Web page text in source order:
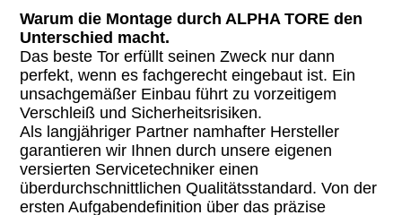
Warum die Montage durch ALPHA TORE den
Unterschied macht.
Das beste Tor erfüllt seinen Zweck nur dann
perfekt, wenn es fachgerecht eingebaut ist. Ein
unsachgemäßer Einbau führt zu vorzeitigem
Verschleiß und Sicherheitsrisiken.
Als langjähriger Partner namhafter Hersteller
garantieren wir Ihnen durch unsere eigenen
versierten Servicetechniker einen
überdurchschnittlichen Qualitätsstandard. Von der
ersten Aufgabendefinition über das präzise